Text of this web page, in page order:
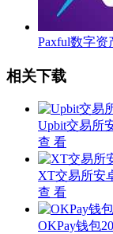
Paxful数字资
相关下载
Upbit交易所
查 看
XT交易所安
查 看
OKPay钱包